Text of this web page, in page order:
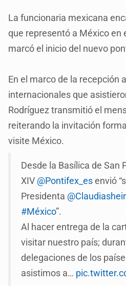
La funcionaria mexicana
que representó a México en
marcó el inicio del nuevo
En el marco de la recepción
internacionales que
Rodríguez transmitió el
reiterando la invitación
visite México.
Desde la Basílica de San
XIV @Pontifex_es envió
Presidenta
#México”.
Al hacer entrega de la
visitar nuestro país;
delegaciones de los
asistimos a…